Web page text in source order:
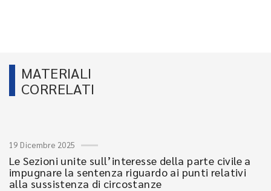
MATERIALI
CORRELATI
19 Dicembre 2025
Le Sezioni unite sull’interesse della parte civile a
impugnare la sentenza riguardo ai punti relativi
alla sussistenza di circostanze